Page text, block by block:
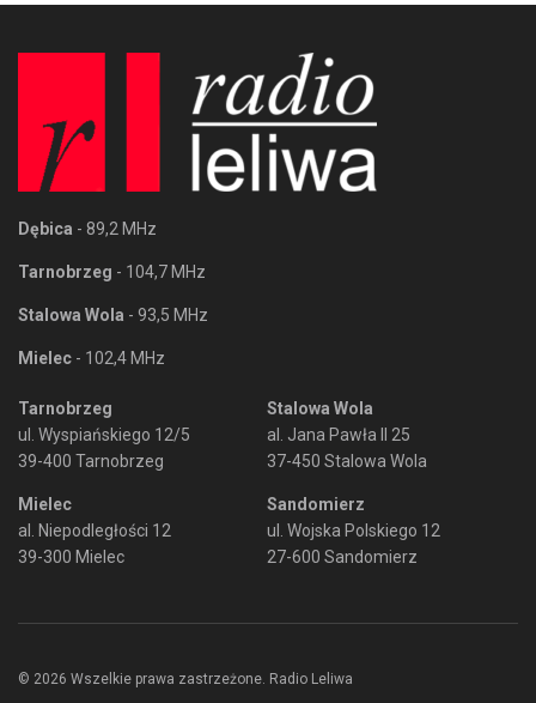
Dębica - 89,2 MHz
Tarnobrzeg - 104,7 MHz
Stalowa Wola - 93,5 MHz
Mielec - 102,4 MHz
Tarnobrzeg
ul. Wyspiańskiego 12/5
39-400 Tarnobrzeg
Mielec
al. Niepodległości 12
39-300 Mielec
Stalowa Wola
al. Jana Pawła II 25
37-450 Stalowa Wola
Sandomierz
ul. Wojska Polskiego 12
27-600 Sandomierz
© 2026 Wszelkie prawa zastrzeżone. Radio Leliwa